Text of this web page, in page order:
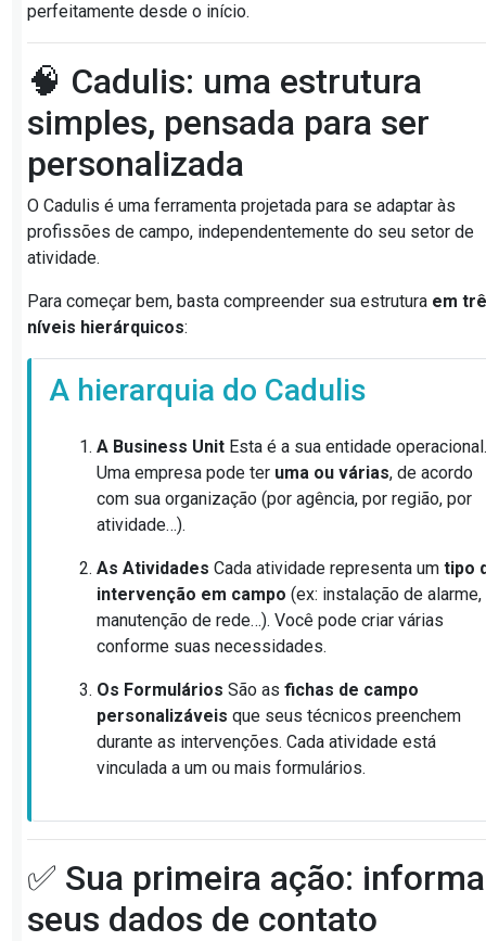
perfeitamente desde o início.
🧠 Cadulis: uma estrutura
simples, pensada para ser
personalizada
O Cadulis é uma ferramenta projetada para se adaptar às
profissões de campo, independentemente do seu setor de
atividade.
Para começar bem, basta compreender sua estrutura em
níveis hierárquicos:
A hierarquia do Cadulis
A Business Unit Esta é a sua entidade
Uma empresa pode ter uma ou várias, de acordo
com sua organização (por agência, por região, por
atividade…).
As Atividades Cada atividade representa umtipo
intervenção em campo (ex: instalação de alarme,
manutenção de rede…). Você pode criar várias
conforme suas necessidades.
Os Formulários São asfichas de campo
personalizáveis que seus técnicos preenchem
durante as intervenções. Cada atividade está
vinculada a um ou mais formulários.
✅ Sua primeira ação:
seus dados de contato